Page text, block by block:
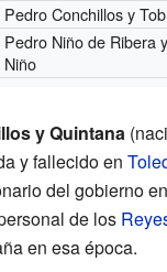
Pedro Conchillos y
Pedro Niño de Ribera
Niño
y Quintana
y fallecido en
del gobierno
de los
en esa época.